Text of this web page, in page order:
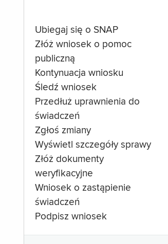
Ubiegaj się o SNAP
Złóż wniosek o pomoc
publiczną
Kontynuacja wniosku
Śledź wniosek
Przedłuż uprawnienia do
świadczeń
Zgłoś zmiany
Wyświetl szczegóły sprawy
Złóż dokumenty
weryfikacyjne
Wniosek o zastąpienie
świadczeń
Podpisz wniosek